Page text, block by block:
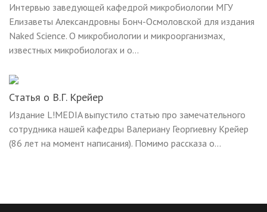
Интервью заведующей кафедрой микробиологии МГУ
Елизаветы Александровны Бонч-Осмоловской для издания
Naked Science. О микробиологии и микроорганизмах,
известных микробиологах и о...
Статья о В.Г. Крейер
Издание L!MEDIA выпустило статью про замечательного
сотрудника нашей кафедры Валериану Георгиевну Крейер
(86 лет на момент написания). Помимо рассказа о...